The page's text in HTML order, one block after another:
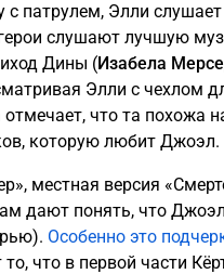
с патрулем, Элли
слушают лучшую
Дины (Изабела
Элли с чехлом
что та похожа
которую любит Джоэл.
местная версия
дают понять, что
Особенно это
то, что в первой части